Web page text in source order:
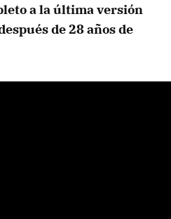
a la última versión
de 28 años de